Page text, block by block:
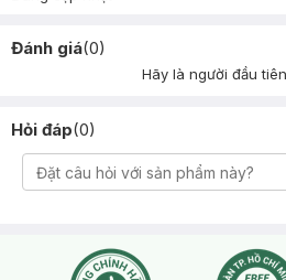
Đánh giá(0)
Hãy là người đầu
Hỏi đáp(0)